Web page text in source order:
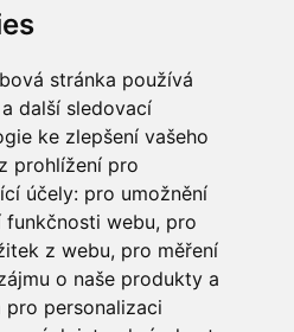
stránka používá
další sledovací
ke zlepšení vašeho
prohlížení pro
účely: pro umožnění
funkčnosti webu, pro
z webu, pro měření
o naše produkty a
pro personalizaci
NÁS
PLATBY